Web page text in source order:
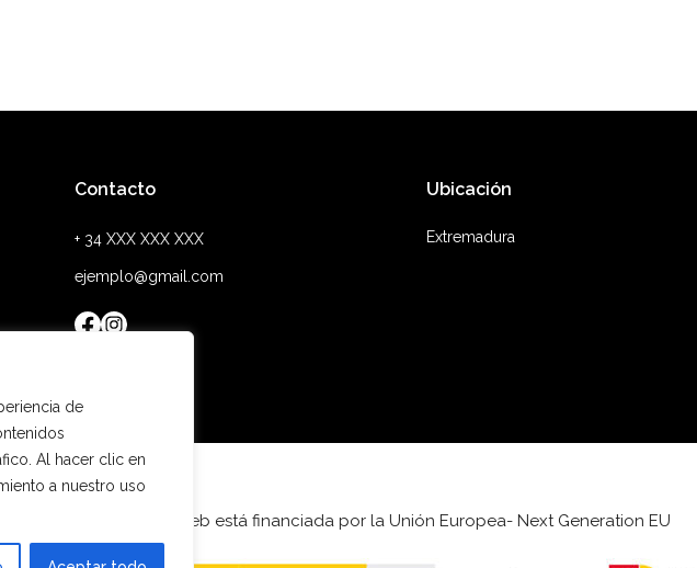
de
Al hacer clic en
a nuestro uso
Contacto
+ 34 XXX XXX XXX
ejemplo@gmail.com
Ubicación
Extremadura
Esta web está financiada por la Unión Europea- Next Generation EU